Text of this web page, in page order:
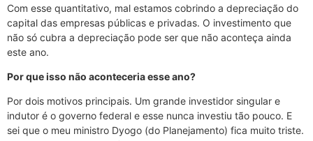
Com esse quantitativo, mal estamos cobrindo a depreciação do
capital das empresas públicas e privadas. O investimento que
não só cubra a depreciação pode ser que não aconteça ainda
este ano.
Por que isso não aconteceria esse ano?
Por dois motivos principais. Um grande investidor singular e
indutor é o governo federal e esse nunca investiu tão pouco. E
sei que o meu ministro Dyogo (do Planejamento) fica muito triste.